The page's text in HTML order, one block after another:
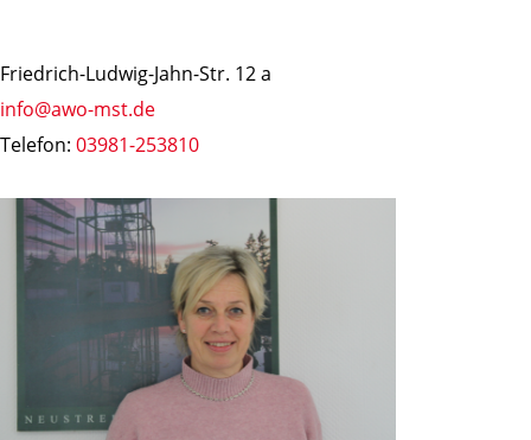
Friedrich-Ludwig-Jahn-Str. 12 a
info@awo-mst.de
Telefon: 03981-253810